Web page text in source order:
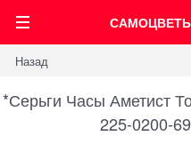
Назад
*Серьги Часы Аметист
225-0200-